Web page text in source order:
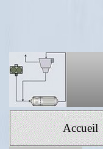
Accueil